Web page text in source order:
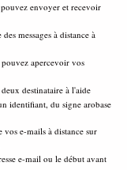
envoyer et recevoir
messages à distance à
apercevoir vos
destinataire à l'aide
identifiant, du signe arobase
e-mails à distance sur
e-mail ou le début avant